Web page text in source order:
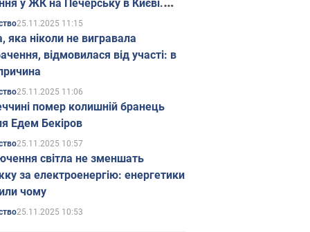
у ЖК на Печерську в Києві.
25.11.2025 11:15
яка ніколи не вигравала
відмовилася від участі: в
25.11.2025 11:06
помер колишній бранець
Едем Бекіров
25.11.2025 10:57
світла не зменшать
за електроенергію: енергетики
чому
25.11.2025 10:53